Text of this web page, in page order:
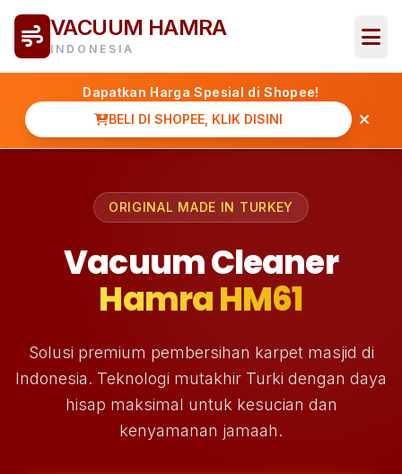
VACUUM HAMRA
INDONESIA
Dapatkan Harga Spesial di Shopee!
BELI DI SHOPEE, KLIK DISINI
ORIGINAL MADE IN TURKEY
Vacuum Cleaner
Hamra HM61
Solusi premium pembersihan karpet masjid di
Indonesia. Teknologi mutakhir Turki dengan daya
hisap maksimal untuk kesucian dan
kenyamanan jamaah.